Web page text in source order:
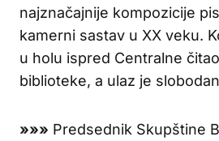
najznačajnije kompozicije
kamerni sastav u XX veku.
u holu ispred Centralne
biblioteke, a ulaz je
»»» Predsednik Skupštine